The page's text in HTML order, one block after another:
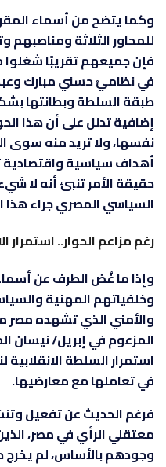
وكما يتضح من أسماء
للمحاور الثلاثة
فإن جميعهم تقريبًا شغلوا
في نظاميْ حسني مبارك
طبقة السلطة وبطانتها
إضافية تدلل على أن هذا
نفسها، ولا تريد منه سوى
أهداف سياسية واقتصادية
حقيقة الأمر تنبئ أنه لا
السياسي المصري جراء هذا
رغم مزاعم الحوار.. استمرار
وإذا ما غُض الطرف عن
وخلفياتهم المهنية
والأمني الذي تشهده مصر
المزعوم في إبريل/ نيسان
استمرار السلطة
في تعاملها مع معارضيها.
فرغم الحديث عن تفعيل
معتقلي الرأي في مصر،
وجودهم بالأساس، لم